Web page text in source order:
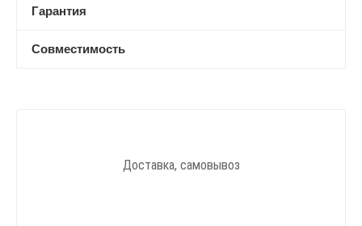
Гарантия
Совместимость
Доставка, самовывоз